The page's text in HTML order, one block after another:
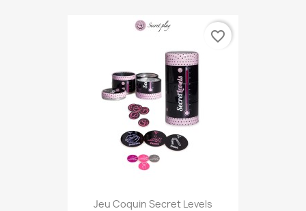
Jeu Coquin Secret Levels
favorite_border